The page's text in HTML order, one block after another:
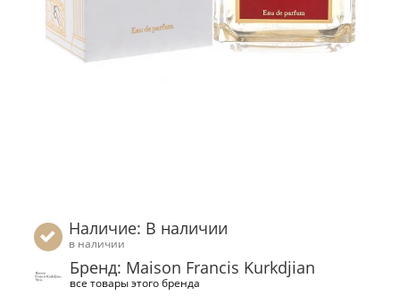
Наличие: В наличии
в наличии
Бренд: Maison Francis Kurkdjian
все товары этого бренда